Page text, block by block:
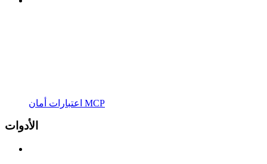
اعتبارات أمان MCP
الأدوات